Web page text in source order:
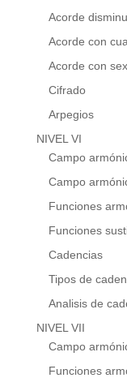
Acorde
Acorde con
Acorde con
Cifrado
Arpegios
NIVEL VI
Campo
Campo
Funciones
Funciones
Cadencias
Tipos de
Analisis de
NIVEL VII
Campo
Funciones